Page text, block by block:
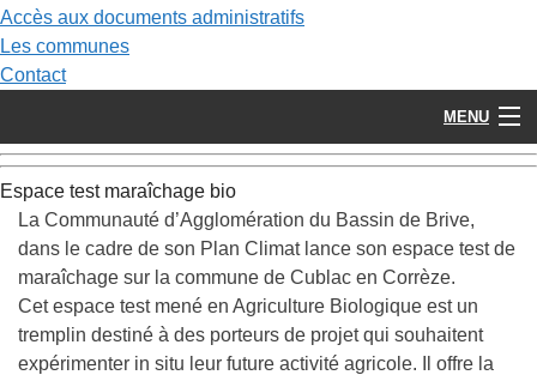
Accès aux documents administratifs
Les communes
Contact
MENU
Espace test maraîchage bio
La Communauté d’Agglomération du Bassin de Brive,
dans le cadre de son Plan Climat lance son espace test de
maraîchage sur la commune de Cublac en Corrèze.
Cet espace test mené en Agriculture Biologique est un
tremplin destiné à des porteurs de projet qui souhaitent
expérimenter in situ leur future activité agricole. Il offre la